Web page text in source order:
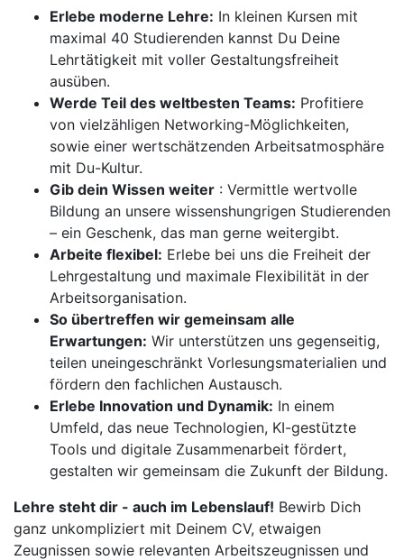
Erlebe moderne Lehre: In kleinen Kursen mit
maximal 40 Studierenden kannst Du Deine
Lehrtätigkeit mit voller Gestaltungsfreiheit
ausüben.
Werde Teil des weltbesten Teams: Profitiere
von vielzähligen Networking-Möglichkeiten,
sowie einer wertschätzenden Arbeitsatmosphäre
mit Du-Kultur.
Gib dein Wissen weiter : Vermittle wertvolle
Bildung an unsere wissenshungrigen Studierenden
– ein Geschenk, das man gerne weitergibt.
Arbeite flexibel: Erlebe bei uns die Freiheit der
Lehrgestaltung und maximale Flexibilität in der
Arbeitsorganisation.
So übertreffen wir gemeinsam alle
Erwartungen: Wir unterstützen uns gegenseitig,
teilen uneingeschränkt Vorlesungsmaterialien und
fördern den fachlichen Austausch.
Erlebe Innovation und Dynamik: In einem
Umfeld, das neue Technologien, KI-gestützte
Tools und digitale Zusammenarbeit fördert,
gestalten wir gemeinsam die Zukunft der Bildung.
Lehre steht dir - auch im Lebenslauf! Bewirb Dich
ganz unkompliziert mit Deinem CV, etwaigen
Zeugnissen sowie relevanten Arbeitszeugnissen und